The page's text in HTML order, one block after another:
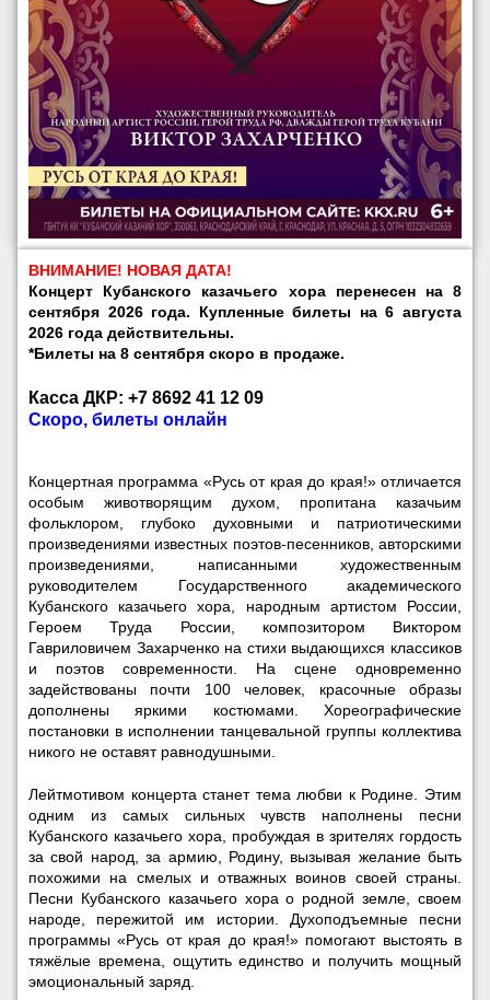
ВНИМАНИЕ! НОВАЯ ДАТА!
Концерт Кубанского казачьего хора перенесен на 8
сентября 2026 года. Купленные билеты на 6 августа
2026 года действительны.
*Билеты на 8 сентября скоро в продаже.
Касса ДКР: +7 8692 41 12 09
Скоро, билеты онлайн
Концертная программа «Русь от края до края!» отличается
особым животворящим духом, пропитана казачьим
фольклором, глубоко духовными и патриотическими
произведениями известных поэтов-песенников, авторскими
произведениями, написанными художественным
руководителем Государственного академического
Кубанского казачьего хора, народным артистом России,
Героем Труда России, композитором Виктором
Гавриловичем Захарченко на стихи выдающихся классиков
и поэтов современности. На сцене одновременно
задействованы почти 100 человек, красочные образы
дополнены яркими костюмами. Хореографические
постановки в исполнении танцевальной группы коллектива
никого не оставят равнодушными.
Лейтмотивом концерта станет тема любви к Родине. Этим
одним из самых сильных чувств наполнены песни
Кубанского казачьего хора, пробуждая в зрителях гордость
за свой народ, за армию, Родину, вызывая желание быть
похожими на смелых и отважных воинов своей страны.
Песни Кубанского казачьего хора о родной земле, своем
народе, пережитой им истории. Духоподъемные песни
программы «Русь от края до края!» помогают выстоять в
тяжёлые времена, ощутить единство и получить мощный
эмоциональный заряд.